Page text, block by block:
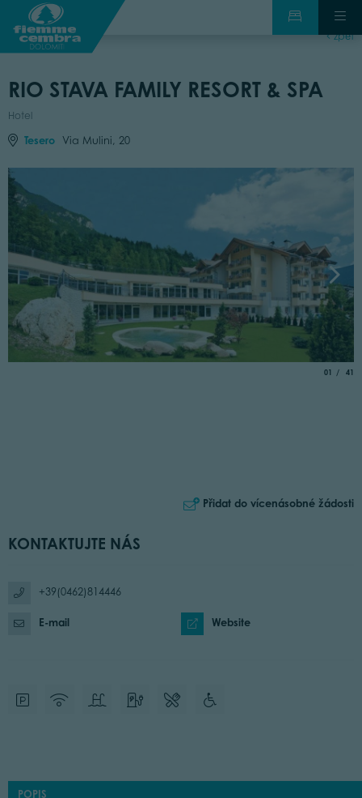
zpět
RIO STAVA FAMILY RESORT & SPA
Hotel
Tesero Via Mulini, 20
01 of
41
Přidat do vícenásobné žádosti
KONTAKTUJTE NÁS
+39(0462)814446
E-mail Website
POPIS